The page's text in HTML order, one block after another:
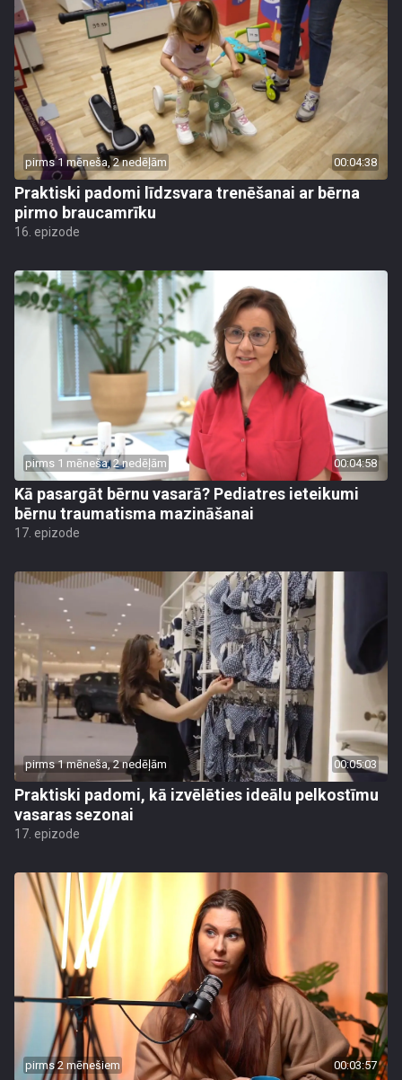
pirms 1 mēneša, 2 nedēļām 00:04:38
Praktiski padomi līdzsvara trenēšanai ar bērna
pirmo braucamrīku
16. epizode
pirms 1 mēneša, 2 nedēļām 00:04:58
Kā pasargāt bērnu vasarā? Pediatres ieteikumi
bērnu traumatisma mazināšanai
17. epizode
pirms 1 mēneša, 2 nedēļām 00:05:03
Praktiski padomi, kā izvēlēties ideālu pelkostīmu
vasaras sezonai
17. epizode
pirms 2 mēnešiem 00:03:57